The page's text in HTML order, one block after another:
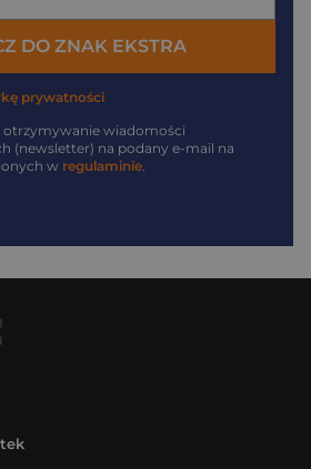
DO ZNAK EKSTRA
prywatności
otrzymywanie wiadomości
(newsletter) na podany e-mail na
w regulaminie.